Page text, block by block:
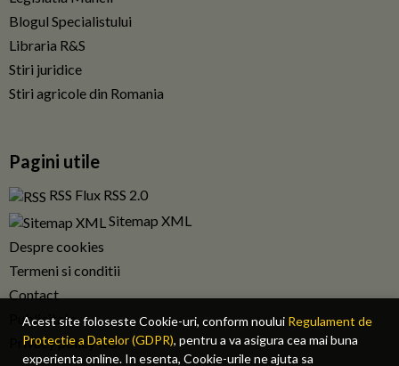
Acest site foloseste Cookie-uri, conform noului Regulament de
Protectie a Datelor (GDPR), pentru a va asigura cea mai buna
experienta online. In esenta, Cookie-urile ne ajuta sa
Blogul Specialistului
Libraria R&S
Stiri juridice
Stiri agricole din Romania
Pagini utile
RSS Flux RSS 2.0
Sitemap XML
Despre cookies
Termeni si conditii
Contact
Publicitate
Privacy policy RO